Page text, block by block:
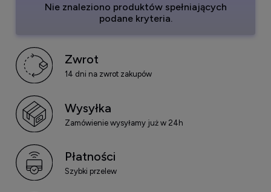
Nie znaleziono produktów spełniających
podane kryteria.
Zwrot
14 dni na zwrot zakupów
Wysyłka
Zamówienie wysyłamy już w 24h
Płatności
Szybki przelew